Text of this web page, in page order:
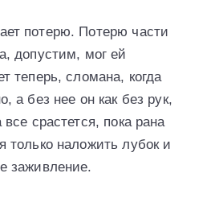
потерю. Потерю части
допустим, мог ей
теперь, сломана, когда
а без нее он как без рук,
срастется, пока рана
только наложить лубок и
заживление.